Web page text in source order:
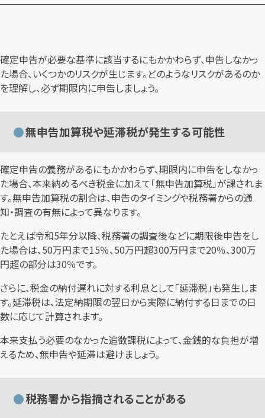
確定申告が必要な基準に該当するにもかかわらず、申告しなかっ
た場合、いくつかのリスクが生じます。どのようなリスクがあるのか
を理解し、必ず期限内に申告しましょう。
無申告加算税や延滞税が発生する可能性
確定申告の義務があるにもかかわらず、期限内に申告をしなかっ
た場合、本来納めるべき税金に加えて「無申告加算税」が課されま
す。無申告加算税の割合は、申告のタイミングや税務署からの通
知・調査の有無によって異なります。
たとえば令和5年分以降、税務署の調査後などに期限後申告をし
た場合は、50万円まで15％、50万円超300万円まで20％、300万
円超の部分は30％です。
さらに、税金の納付遅れに対する利息として「延滞税」も発生しま
す。延滞税は、法定納期限の翌日から実際に納付する日までの日
数に応じて計算されます。
本来支払う必要のなかった追徴課税によって、金銭的な負担が増
えるため、無申告や延滞は避けましょう。
税務署から指摘されることがある